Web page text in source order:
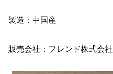
製造：中国産
販売会社：フレンド株式会社